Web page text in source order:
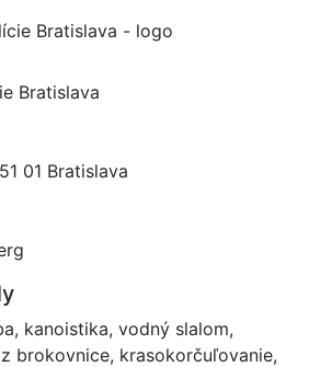
Bratislava
01 Bratislava
kanoistika, vodný slalom,
brokovnice, krasokorčuľovanie,